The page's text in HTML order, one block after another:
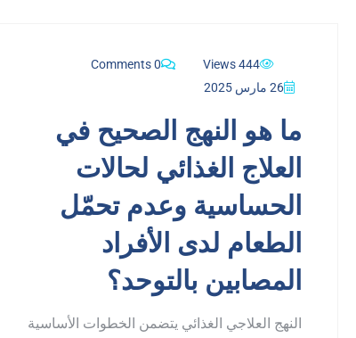
444 Views
0 Comments
26 مارس 2025
ما هو النهج الصحيح في
العلاج الغذائي لحالات
الحساسية وعدم تحمّل
الطعام لدى الأفراد
المصابين بالتوحد؟
النهج العلاجي الغذائي يتضمن الخطوات الأساسية